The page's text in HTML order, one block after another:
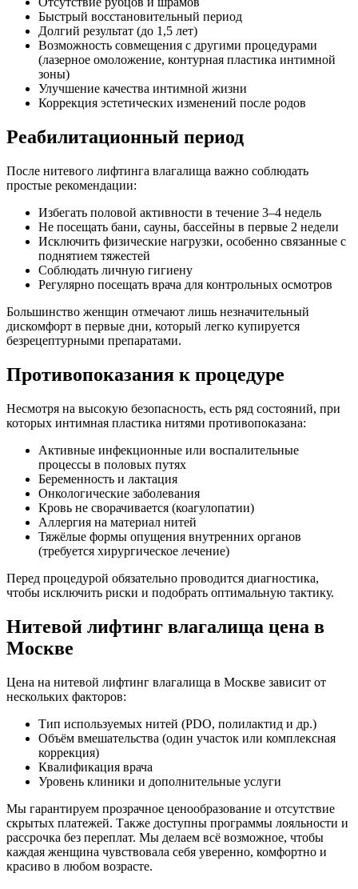
Быстрый восстановительный период
Долгий результат (до 1,5 лет)
Возможность совмещения с другими процедурами
(лазерное омоложение, контурная пластика интимной
зоны)
Улучшение качества интимной жизни
Коррекция эстетических изменений после родов
Реабилитационный период
После нитевого лифтинга влагалища важно соблюдать
простые рекомендации:
Избегать половой активности в течение 3–4 недель
Не посещать бани, сауны, бассейны в первые 2 недели
Исключить физические нагрузки, особенно связанные с
поднятием тяжестей
Соблюдать личную гигиену
Регулярно посещать врача для контрольных осмотров
Большинство женщин отмечают лишь незначительный
дискомфорт в первые дни, который легко купируется
безрецептурными препаратами.
Противопоказания к процедуре
Несмотря на высокую безопасность, есть ряд состояний, при
которых интимная пластика нитями противопоказана:
Активные инфекционные или воспалительные
процессы в половых путях
Беременность и лактация
Онкологические заболевания
Кровь не сворачивается (коагулопатии)
Аллергия на материал нитей
Тяжёлые формы опущения внутренних органов
(требуется хирургическое лечение)
Перед процедурой обязательно проводится диагностика,
чтобы исключить риски и подобрать оптимальную тактику.
Нитевой лифтинг влагалища цена в
Москве
Цена на нитевой лифтинг влагалища в Москве зависит от
нескольких факторов:
Тип используемых нитей (PDO, полилактид и др.)
Объём вмешательства (один участок или комплексная
коррекция)
Квалификация врача
Уровень клиники и дополнительные услуги
Мы гарантируем прозрачное ценообразование и отсутствие
скрытых платежей. Также доступны программы лояльности и
рассрочка без переплат. Мы делаем всё возможное, чтобы
каждая женщина чувствовала себя уверенно, комфортно и
красиво в любом возрасте.